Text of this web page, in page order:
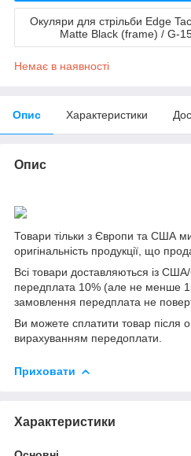
Окуляри для стрільби Edge
Matte Black (frame) / G-
Немає в наявності
Опис Характеристики
Опис
Товари тільки з Європи та США
оригінальність продукції, що
Всі товари доставляються із
передплата 10% (але не менше
замовлення передплата не
Ви можете сплатити товар після
вирахуванням передоплати.
Приховати
Характеристики